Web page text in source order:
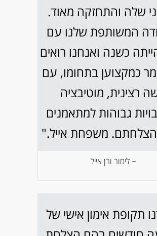
שלה והתחזקה מאוד.
המשותפת שלנו עם
כשנה ואנחנו רואים
כמקצוען בתחומו, עם
רצינית, מוטיבציה
גבוהות למתאמנים
משפחת אייל."
− לימור ורן אייל
תקופת אימון אישי של